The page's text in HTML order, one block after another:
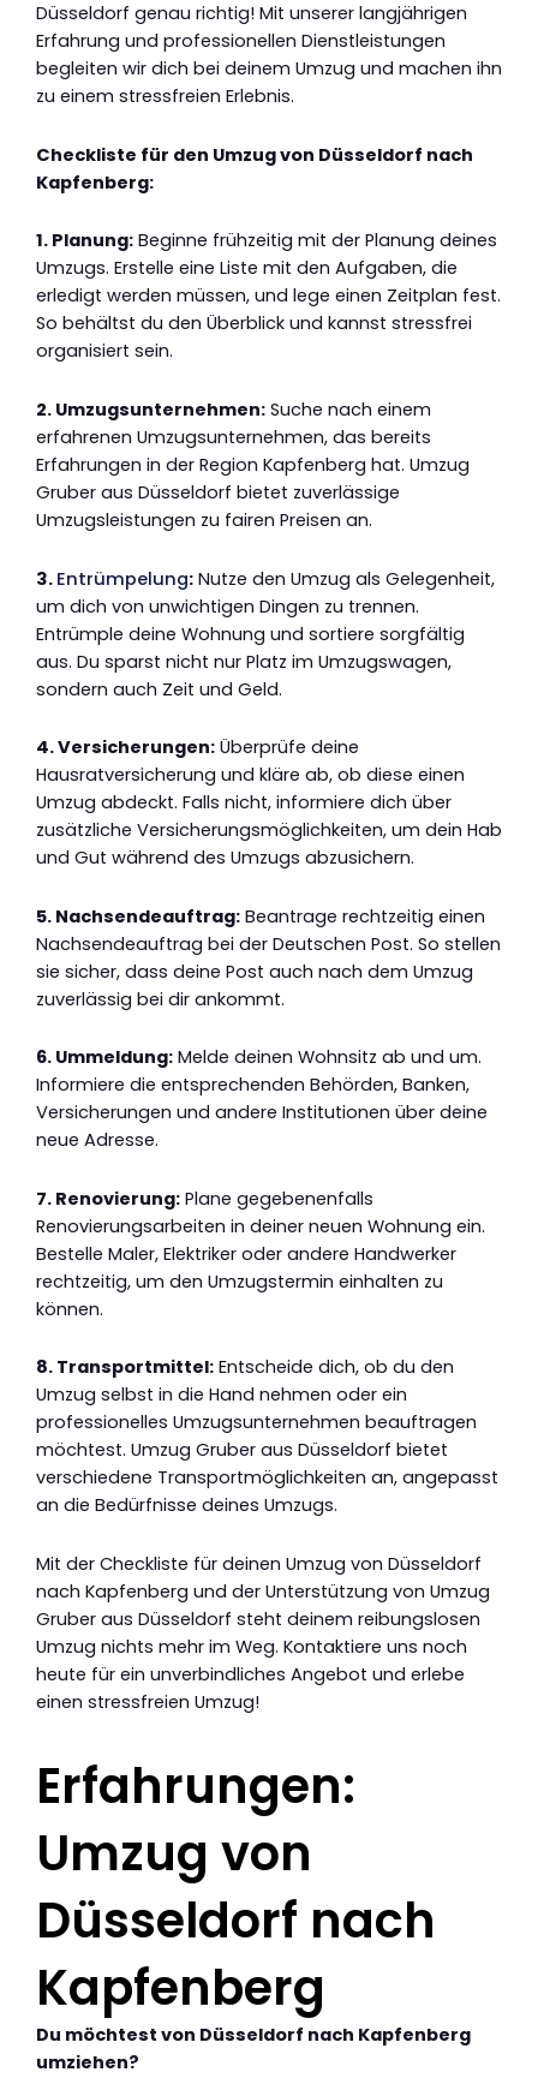
Düsseldorf genau richtig! Mit unserer langjährigen
Erfahrung und professionellen Dienstleistungen
begleiten wir dich bei deinem Umzug und machen ihn
zu einem stressfreien Erlebnis.
Checkliste für den Umzug von Düsseldorf nach
Kapfenberg:
1. Planung: Beginne frühzeitig mit der Planung deines
Umzugs. Erstelle eine Liste mit den Aufgaben, die
erledigt werden müssen, und lege einen Zeitplan fest.
So behältst du den Überblick und kannst stressfrei
organisiert sein.
2. Umzugsunternehmen: Suche nach einem
erfahrenen Umzugsunternehmen, das bereits
Erfahrungen in der Region Kapfenberg hat. Umzug
Gruber aus Düsseldorf bietet zuverlässige
Umzugsleistungen zu fairen Preisen an.
3. Entrümpelung: Nutze den Umzug als Gelegenheit,
um dich von unwichtigen Dingen zu trennen.
Entrümple deine Wohnung und sortiere sorgfältig
aus. Du sparst nicht nur Platz im Umzugswagen,
sondern auch Zeit und Geld.
4. Versicherungen: Überprüfe deine
Hausratversicherung und kläre ab, ob diese einen
Umzug abdeckt. Falls nicht, informiere dich über
zusätzliche Versicherungsmöglichkeiten, um dein Hab
und Gut während des Umzugs abzusichern.
5. Nachsendeauftrag: Beantrage rechtzeitig einen
Nachsendeauftrag bei der Deutschen Post. So stellen
sie sicher, dass deine Post auch nach dem Umzug
zuverlässig bei dir ankommt.
6. Ummeldung: Melde deinen Wohnsitz ab und um.
Informiere die entsprechenden Behörden, Banken,
Versicherungen und andere Institutionen über deine
neue Adresse.
7. Renovierung: Plane gegebenenfalls
Renovierungsarbeiten in deiner neuen Wohnung ein.
Bestelle Maler, Elektriker oder andere Handwerker
rechtzeitig, um den Umzugstermin einhalten zu
können.
8. Transportmittel: Entscheide dich, ob du den
Umzug selbst in die Hand nehmen oder ein
professionelles Umzugsunternehmen beauftragen
möchtest. Umzug Gruber aus Düsseldorf bietet
verschiedene Transportmöglichkeiten an, angepasst
an die Bedürfnisse deines Umzugs.
Mit der Checkliste für deinen Umzug von Düsseldorf
nach Kapfenberg und der Unterstützung von Umzug
Gruber aus Düsseldorf steht deinem reibungslosen
Umzug nichts mehr im Weg. Kontaktiere uns noch
heute für ein unverbindliches Angebot und erlebe
einen stressfreien Umzug!
Erfahrungen:
Umzug von
Düsseldorf nach
Kapfenberg
Du möchtest von Düsseldorf nach Kapfenberg
umziehen?